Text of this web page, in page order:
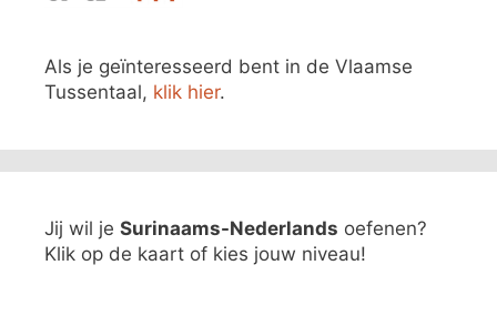
Als je geïnteresseerd bent in de Vlaamse
Tussentaal, klik hier.
Jij wil je Surinaams-Nederlands oefenen?
Klik op de kaart of kies jouw niveau!